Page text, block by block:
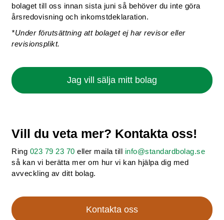
bolaget till oss innan sista juni så behöver du inte göra
årsredovisning och inkomstdeklaration.
*Under förutsättning att bolaget ej har revisor eller
revisionsplikt.
Jag vill sälja mitt bolag
Vill du veta mer? Kontakta oss!
Ring 023 79 23 70 eller maila till info@standardbolag.se
så kan vi berätta mer om hur vi kan hjälpa dig med
avveckling av ditt bolag.
Kontakta oss